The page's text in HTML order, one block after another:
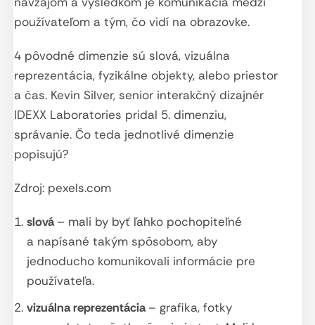
používateľom a tým, čo vidí na obrazovke.
4 pôvodné dimenzie sú slová, vizuálna
reprezentácia, fyzikálne objekty, alebo priestor
a čas. Kevin Silver, senior interakčný dizajnér
IDEXX Laboratories pridal 5. dimenziu,
správanie. Čo teda jednotlivé dimenzie
popisujú?
Zdroj: pexels.com
slová– mali by byť ľahko pochopiteľné
a napísané takým spôsobom, aby
jednoducho komunikovali informácie pre
používateľa.
vizuálna reprezentácia– grafika, fotky